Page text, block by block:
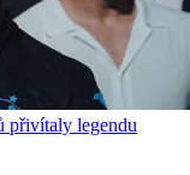
přivítaly legendu